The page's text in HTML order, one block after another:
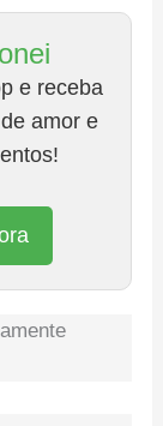
e receba
amor e